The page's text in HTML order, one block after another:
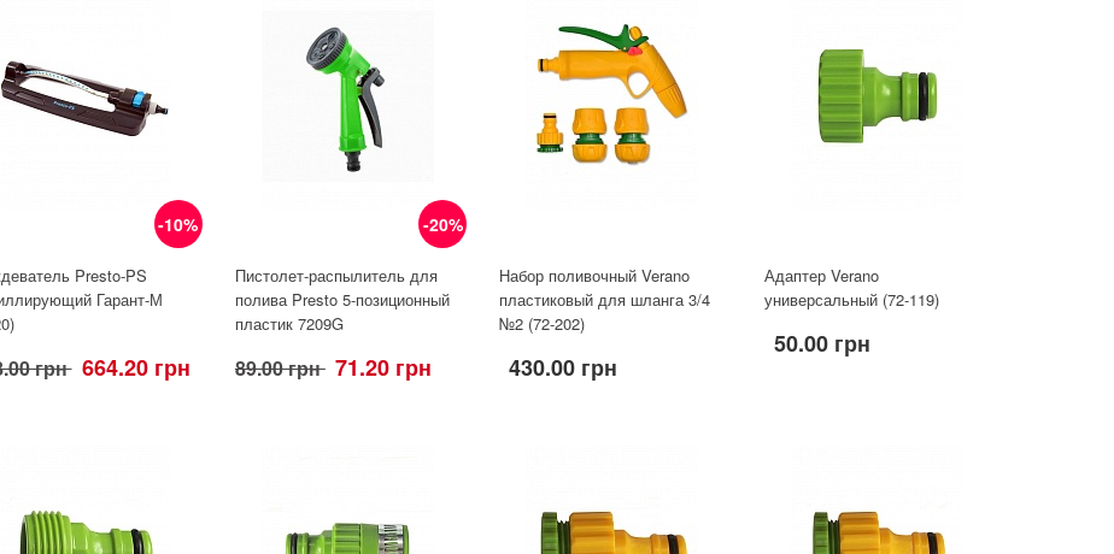
-10%
Presto-PS
Гарант-М
грн 664.20 грн
-20%
Пистолет-распылитель для
полива Presto 5-позиционный
пластик 7209G
89.00 грн 71.20 грн
Набор поливочный Verano
пластиковый для шланга 3/4
№2 (72-202)
430.00 грн
Адаптер Verano
универсальный (72-119)
50.00 грн